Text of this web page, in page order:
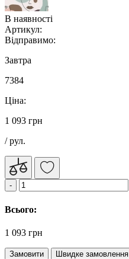
В наявності
Артикул:
Відправимо:
Завтра
7384
Ціна:
1 093 грн
/ рул.
Всього:
1 093 грн
Замовити Швидке замовлення